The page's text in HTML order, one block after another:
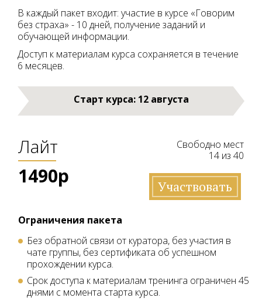
В каждый пакет входит: участие в курсе «Говорим
без страха» - 10 дней, получение заданий и
обучающей информации.
Доступ к материалам курса сохраняется в течение
6 месяцев.
Старт курса: 12 августа
Лайт
1490р
Свободно мест
14 из 40
Участвовать
Ограничения пакета
Без обратной связи от куратора, без участия в
чате группы, без сертификата об успешном
прохождении курса.
Срок доступа к материалам тренинга ограничен 45
днями с момента старта курса.